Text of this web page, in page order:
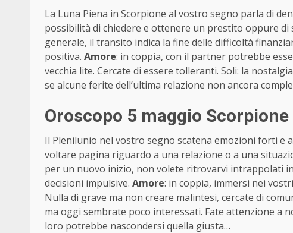
La Luna Piena in Scorpione al vostro segno parla di
possibilità di chiedere e ottenere un prestito oppure di
generale, il transito indica la fine delle difficoltà
positiva. Amore: in coppia, con il partner potrebbe
vecchia lite. Cercate di essere tolleranti. Soli: la
se alcune ferite dell’ultima relazione non ancora
Oroscopo 5 maggio
Il Plenilunio nel vostro segno scatena emozioni forti e
voltare pagina riguardo a una relazione o a una
per un nuovo inizio, non volete ritrovarvi intrappolati
decisioni impulsive. Amore: in coppia, immersi nei
Nulla di grave ma non creare malintesi, cercate di
ma oggi sembrate poco interessati. Fate attenzione a
loro potrebbe nascondersi quella giusta…